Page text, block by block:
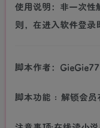
使用说明：非一次性
则，在进入软件登录
脚本作者：
脚本功能 : 解锁会员